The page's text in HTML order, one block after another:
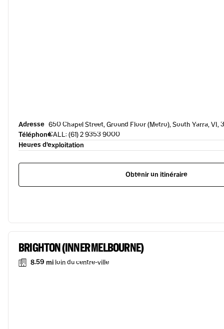
Adresse 650 Chapel Street, Ground Floor (Metro), South Yarra, VI,
TéléphoneCALL: (61) 2 9353 9000
Heures d’exploitation
Obtenir un itinéraire
BRIGHTON (INNER MELBOURNE)
8.59 mi loin du centre-ville